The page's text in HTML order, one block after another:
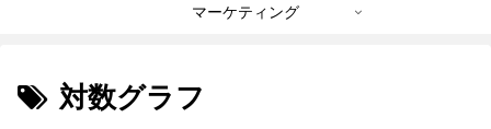
マーケティング
対数グラフ